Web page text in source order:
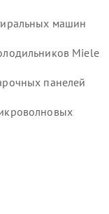
машин
Miele
панелей
Miele